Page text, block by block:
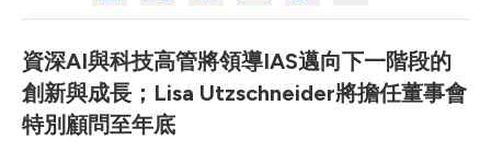
資深AI與科技高管將領導IAS邁向下一階段的
創新與成長；Lisa Utzschneider將擔任董事會
特別顧問至年底